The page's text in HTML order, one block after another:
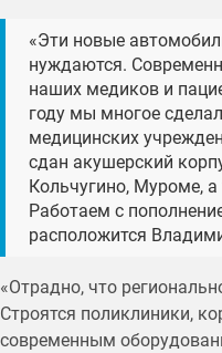
«Эти новые
нуждаются.
наших медиков и
году мы многое
медицинских
сдан акушерский
Кольчугино, Муроме,
Работаем с
расположится
«Отрадно, что
Строятся поликлиники,
современным